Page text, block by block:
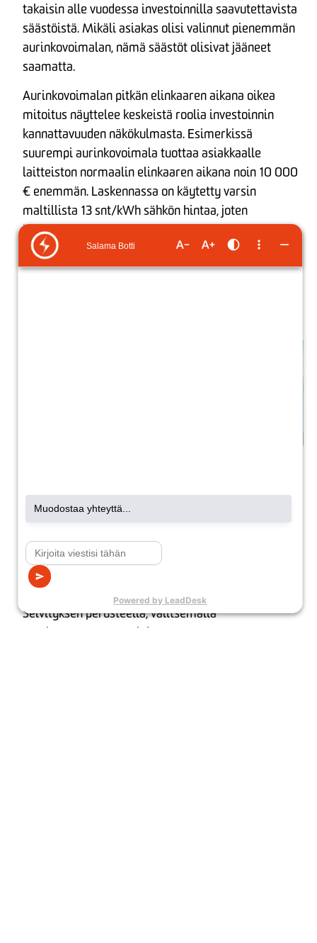
takaisin alle vuodessa investoinnilla saavutettavista
säästöistä. Mikäli asiakas olisi valinnut pienemmän
aurinkovoimalan, nämä säästöt olisivat jääneet
saamatta.
Aurinkovoimalan pitkän elinkaaren aikana oikea
mitoitus näyttelee keskeistä roolia investoinnin
kannattavuuden näkökulmasta. Esimerkissä
suurempi aurinkovoimala tuottaa asiakkaalle
laitteiston normaalin elinkaaren aikana noin 10 000
€ enemmän. Laskennassa on käytetty varsin
maltillista 13 snt/kWh sähkön hintaa, joten
korkeampi sähkön hinta kasvattaa vain entisestään
investoinnin tuottoja ja kannattavuutta.
käyttökustannuksia ja kannattavuutta. Esimerkissä
on käytetty asiakkaan nykyisten sähkösopimusten
energiahintoja, ostetun sähköenergian hintana 13
snt/kWh, ja siirtokustannukset
verkkopalveluhinnaston mukaisesti, sisältäen ALV:n.
Selvityksen perusteella, valitsemalla
maalämpöpumpun asiakas saa 610 € suuremman